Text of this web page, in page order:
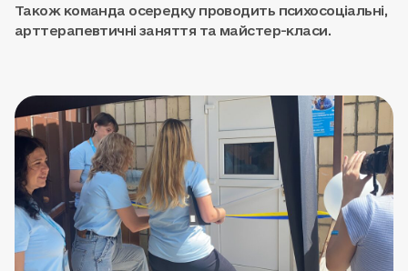
Також команда осередку проводить психосоціальні,
арттерапевтичні заняття та майстер-класи.